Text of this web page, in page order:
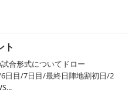
ト
合形式についてドロー
日目/7日目/最終日陣地割初日/2